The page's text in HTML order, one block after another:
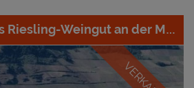
traditionsreiches Riesling-Weingut an der Mittelmosel